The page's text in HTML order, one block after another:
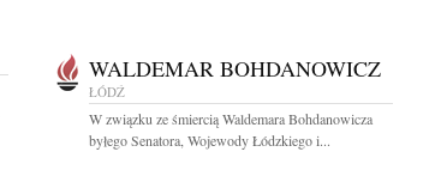
WALDEMAR BOHDANOWICZ
ŁÓDŹ
W związku ze śmiercią Waldemara Bohdanowicza
byłego Senatora, Wojewody Łódzkiego i...